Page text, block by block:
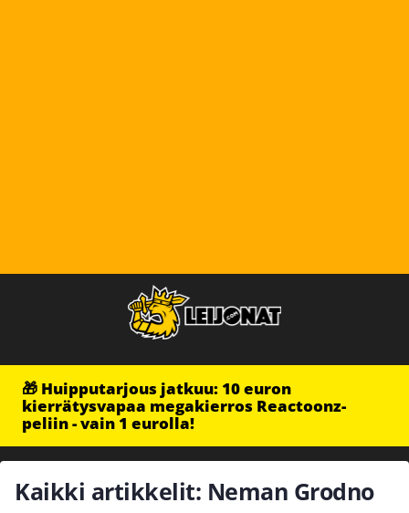
🎁 Huipputarjous jatkuu: 10 euron
kierrätysvapaa megakierros Reactoonz-
peliin - vain 1 eurolla!
Kaikki artikkelit: Neman Grodno